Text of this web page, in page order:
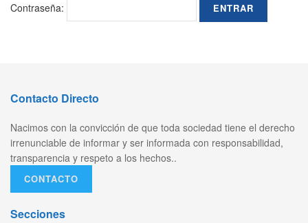
Contraseña:
Contacto Directo
Nacimos con la convicción de que toda sociedad tiene el derecho
irrenunciable de informar y ser informada con responsabilidad,
transparencia y respeto a los hechos..
CONTACTO
Secciones